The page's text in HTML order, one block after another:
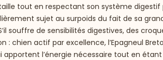
tout en respectant son système digestif
sujet au surpoids du fait de sa
souffre de sensibilités digestives, des
: chien actif par excellence, l’Epagneul
l’énergie nécessaire tout en